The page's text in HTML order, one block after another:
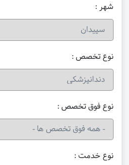
شهر :
نوع خدمت :
نوع تخصص :
نوع فوق تخصص :